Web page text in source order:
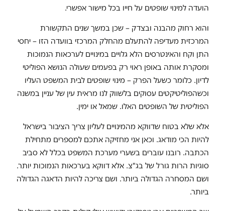
הועדה למינוי שופטים על חייו בכל מישור אפשרי.
והוא רחוק מהבנה ובצדק – שכן במשך שנים התקשורת
המרכזית מעדיפה להתעלם מהחלק המרכזי בוועדה הזו – יחסי
התן וקח והאינטרסים הלא גלויים במינויים לערכאות הנמוכות
ומסקרת אותה באופן ראוי רק בפעמים שעולה הנושא הפוליטי
לדיון. כלומר כשעל הפרק – מינוי שופטים לבית המשפט העליו
וכשהפוליטיקטים עסוקים בלשווק לנו מראית עין של עניין במשנה
הפוליטית של השופטים האלו. שמאל או ימין.
אלא שלא בטוח שדווקא מהמינויים לעליון צריך הציבור בישראל
להיות הכי מודאג. וכאן אני מחזיקה אתכם למספרים מתחילת
הכתבה. רובנו עוברים בשערי מערכת המשפט בכלל לא סביב
סוגיות הרות גורל של בג"צ. אלא דווקא בערכאות הנמוכות יותר.
ושם המסחרה הגדולה ביותר. ושם צריכה להיות הדאגה הגדולה
ביותר.